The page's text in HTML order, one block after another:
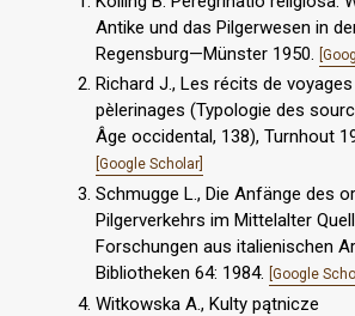
Antike und das Pilgerwesen in
Regensburg—Münster 1950.
Richard J., Les récits de
pèlerinages (Typologie des
Âge occidental, 138), Turnhout
[Google Scholar]
Schmugge L., Die Anfänge des
Pilgerverkehrs im Mittelalter
Forschungen aus italienischen
Bibliotheken 64: 1984. [Google
Witkowska A., Kulty pątnicze